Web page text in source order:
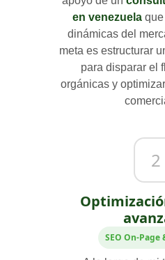
en venezuela
dinámicas del
meta es estructurar
para disparar el
orgánicas y
2
SEO On-Page